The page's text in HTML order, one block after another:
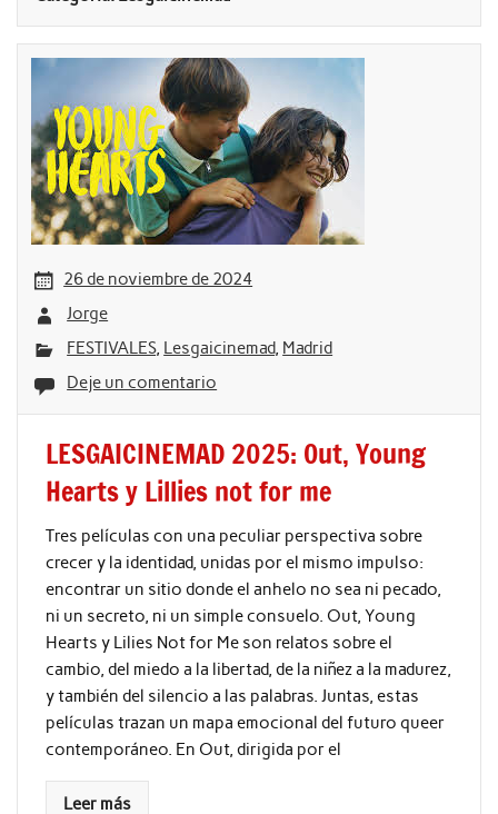
26 de noviembre de 2024
Jorge
FESTIVALES, Lesgaicinemad, Madrid
Deje un comentario
LESGAICINEMAD 2025: Out, Young
Hearts y Lillies not for me
Tres películas con una peculiar perspectiva sobre
crecer y la identidad, unidas por el mismo impulso:
encontrar un sitio donde el anhelo no sea ni pecado,
ni un secreto, ni un simple consuelo. Out, Young
Hearts y Lilies Not for Me son relatos sobre el
cambio, del miedo a la libertad, de la niñez a la madurez,
y también del silencio a las palabras. Juntas, estas
películas trazan un mapa emocional del futuro queer
contemporáneo. En Out, dirigida por el
Leer más